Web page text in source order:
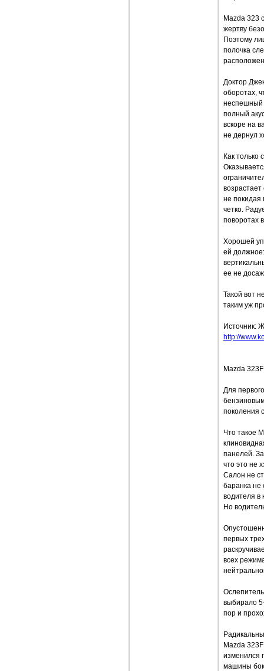
Mazda 323
жертву
Поэтому
полочка
Доктор
оборотах,
неспешный
полный
вскоре на
не дернул
Как только
не покидая
четко.
поворотах
Хорошей
ей
ее не
Такой вот
таким уж
Источник:
http://
Mazda
Для
поколения
Что такое
панелей.
что это не
Салон не
баранка не
водителя в
Но
первых
всех
выбирало
пор и
Mazda
изменился
машины